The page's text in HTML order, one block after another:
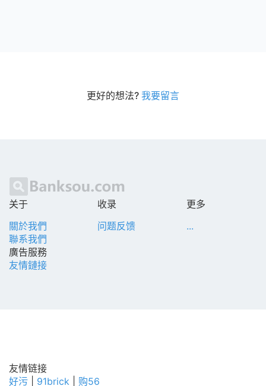
更好的想法? 我要留言
关于
關於我們
聯系我們
廣告服務
友情鏈接
收录
问题反馈
更多
...
友情链接
好污
91brick 购56